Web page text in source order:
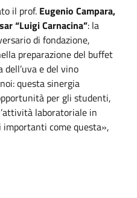
il prof. Eugenio Campara,
“Luigi Carnacina”: la
di fondazione,
preparazione del buffet
e del vino
questa sinergia
per gli studenti,
laboratoriale in
come questa»,